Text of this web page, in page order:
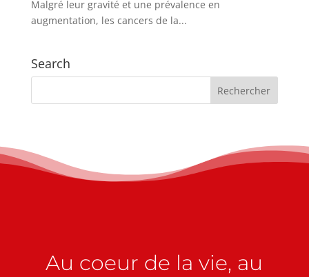
Malgré leur gravité et une prévalence en
augmentation, les cancers de la...
Search
Au coeur de la vie, au